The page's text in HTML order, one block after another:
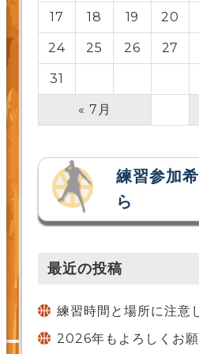
17 18 19 20
24 25 26 27
31
« 7月
練習参加
ら
最近の投稿
練習時間と場所に注意
2026年もよろしくお